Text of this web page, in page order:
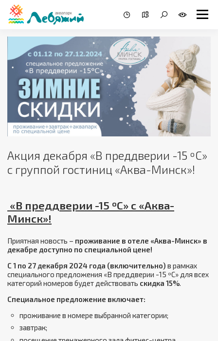
Акция декабря «В преддверии -15 ºС»
с группой гостиниц «Аква-Минск»!
«В преддверии -15 ºС» с «Аква-
Минск»!
Приятная новость – проживание в отеле «Аква-Минск» в
декабре доступно по специальной цене!
С 1 по 27 декабря 2024 года (включительно) в рамках
специального предложения «В преддверии -15 ºС» для всех
категорий номеров будет действовать скидка 15%.
Специальное предложение включает:
проживание в номере выбранной категории;
завтрак;